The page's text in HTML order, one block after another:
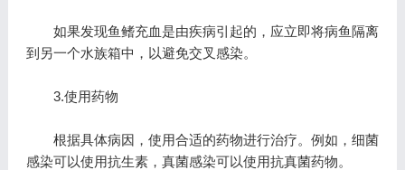
如果发现鱼鳍充血是由疾病引起的，应立即将病鱼隔离
到另一个水族箱中，以避免交叉感染。
3.使用药物
根据具体病因，使用合适的药物进行治疗。例如，细菌
感染可以使用抗生素，真菌感染可以使用抗真菌药物。